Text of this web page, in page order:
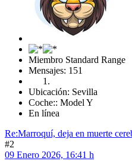
Miembro Standard Range
Mensajes: 151
Ubicación: Sevilla
Coche:: Model Y
En línea
Re:Marroquí, deja en muerte
#2
09 Enero 2026, 16:41 h